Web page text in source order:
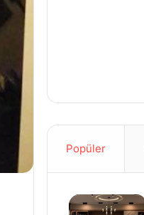
Popüler